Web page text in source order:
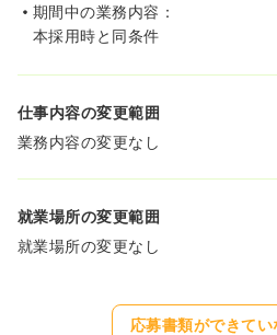
期間中の業務内容：
本採用時と同条件
仕事内容の変更範囲
業務内容の変更なし
就業場所の変更範囲
就業場所の変更なし
応募書類ができて